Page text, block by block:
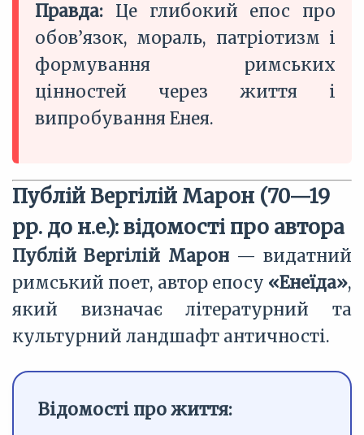
Правда: Це глибокий епос про
обов’язок, мораль, патріотизм і
формування римських
цінностей через життя і
випробування Енея.
Публій Вергілій Марон (70—19
рр. до н.е.): відомості про автора
Публій Вергілій Марон— видатний
римський поет, автор епосу «Енеїда»,
який визначає літературний та
культурний ландшафт античності.
Відомості про життя: